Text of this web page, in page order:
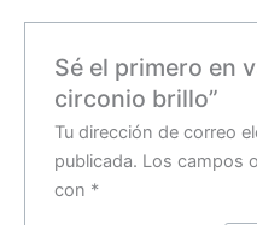
Sé el primero en
circonio brillo”
Tu dirección de correo
publicada. Los campos
con *